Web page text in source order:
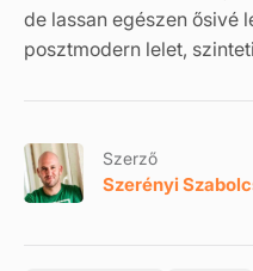
de lassan egészen ősivé
posztmodern lelet,
Szerző
Szerényi